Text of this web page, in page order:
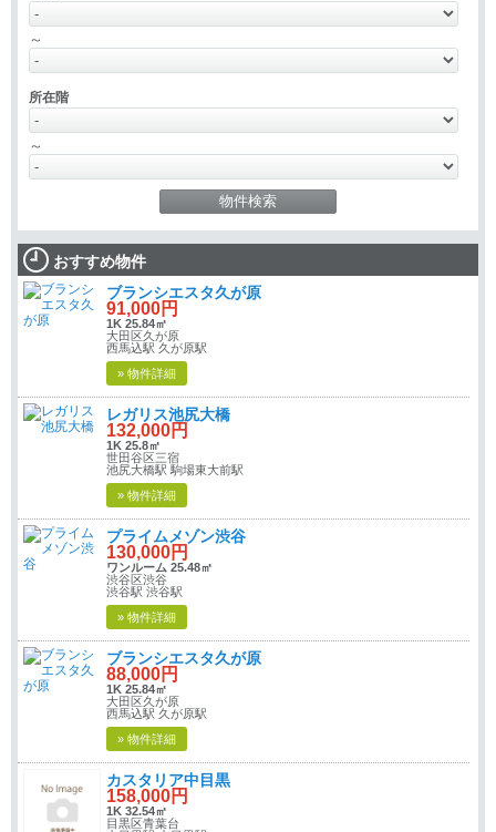
～
所在階
～
おすすめ物件
ブランシエスタ久が原
91,000円
1K 25.84㎡
大田区久が原
西馬込駅 久が原駅
» 物件詳細
レガリス池尻大橋
132,000円
1K 25.8㎡
世田谷区三宿
池尻大橋駅 駒場東大前駅
» 物件詳細
プライムメゾン渋谷
130,000円
ワンルーム 25.48㎡
渋谷区渋谷
渋谷駅 渋谷駅
» 物件詳細
ブランシエスタ久が原
88,000円
1K 25.84㎡
大田区久が原
西馬込駅 久が原駅
» 物件詳細
カスタリア中目黒
158,000円
1K 32.54㎡
目黒区青葉台